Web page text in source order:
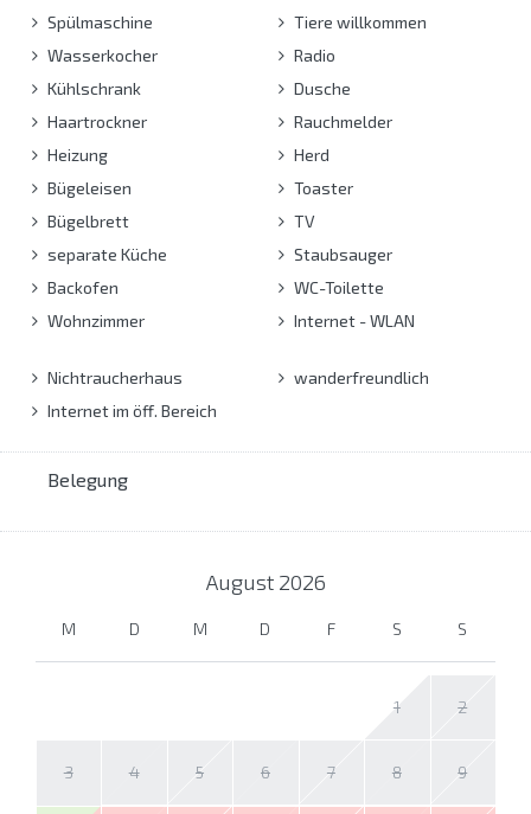
Spülmaschine
Wasserkocher
Kühlschrank
Haartrockner
Heizung
Bügeleisen
Bügelbrett
separate Küche
Backofen
Wohnzimmer
Tiere willkommen
Radio
Dusche
Rauchmelder
Herd
Toaster
TV
Staubsauger
WC-Toilette
Internet - WLAN
Nichtraucherhaus
Internet im öff. Bereich
wanderfreundlich
Belegung
August 2026
M D M D F S S
1 2
3 4 5 6 7 8 9